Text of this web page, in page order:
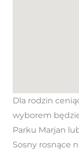
Dla rodzin
wyborem
Parku Marjan
Sosny rosnące